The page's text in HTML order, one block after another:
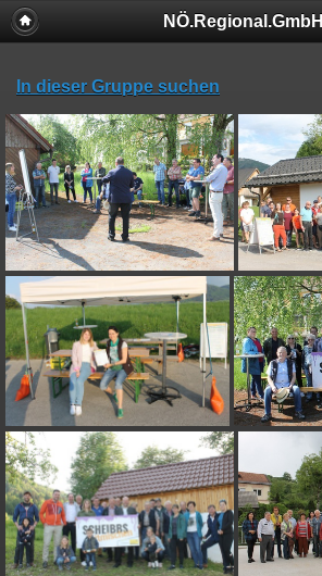
NÖ.Regional.GmbH
In dieser Gruppe suchen